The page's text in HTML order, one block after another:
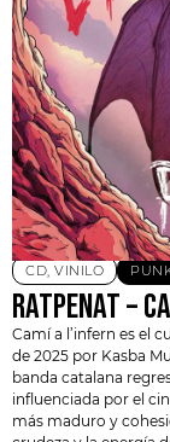
CD, VINILO
RATPENAT –
Camí a l’infern es el
de 2025 por Kasba
banda catalana
influenciada por el
más maduro y